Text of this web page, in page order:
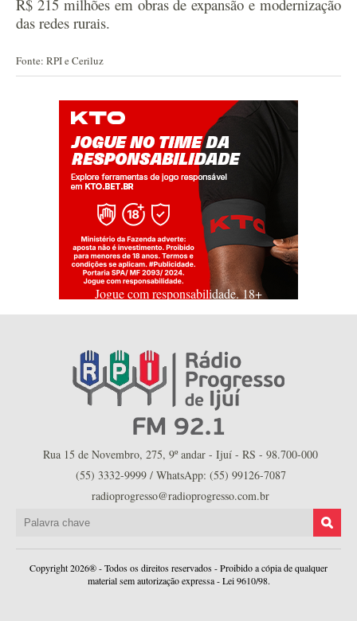
R$ 215 milhões em obras de expansão e modernização
das redes rurais.
Fonte: RPI e Ceriluz
Jogue com responsabilidade. 18+
Rua 15 de Novembro, 275, 9º andar - Ijuí - RS - 98.700-000
(55) 3332-9999 / WhatsApp: (55) 99126-7087
radioprogresso@radioprogresso.com.br
Copyright 2026® - Todos os direitos reservados - Proibido a cópia de qualquer
material sem autorização expressa - Lei 9610/98.